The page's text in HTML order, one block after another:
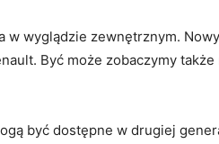
wyglądzie‌ zewnętrznym.⁤
Być‌ może ‌zobaczymy⁤
być ‍dostępne w⁤ drugiej